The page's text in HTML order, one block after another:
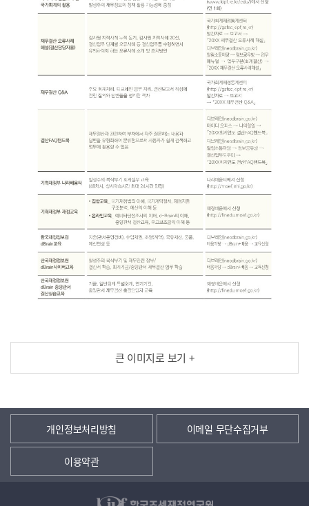
큰 이미지로 보기 +
개인정보처리방침 이메일 무단수집거부
이용약관